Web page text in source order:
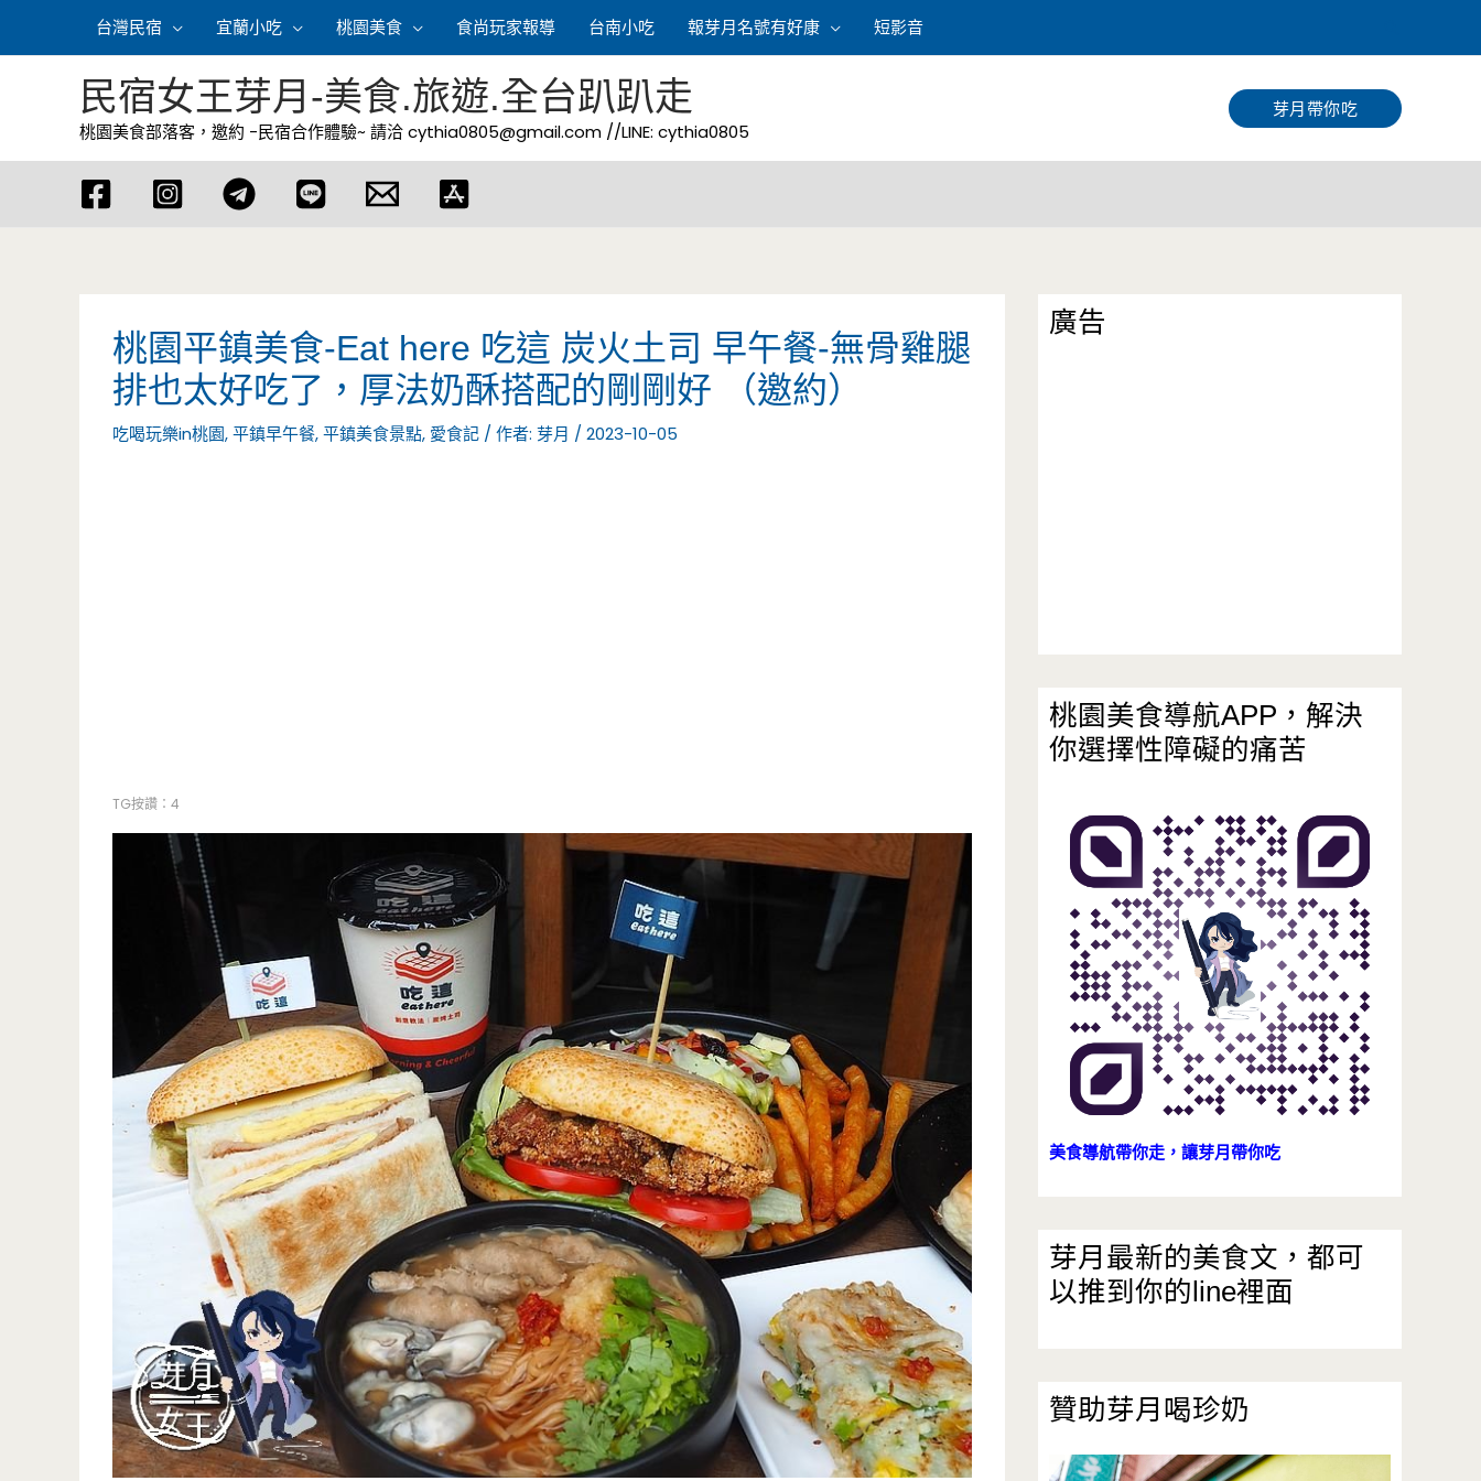
容
台灣民宿 宜蘭小吃 桃園美食 食尚玩家報導 台南小吃 報芽月名號有好康 短影音
尋
民宿女王芽月-美食.旅遊.全台趴趴走
桃園美食部落客，邀約 -民宿合作體驗~ 請洽cythia0805@gmail.com //LINE: cythia0805
芽月帶你吃
桃園平鎮美食-Eat here 吃這 炭火土司 早午餐-無骨雞腿
排也太好吃了，厚法奶酥搭配的剛剛好 （邀約）
吃喝玩樂in桃園,平鎮早午餐,平鎮美食景點, 愛食記 / 作者: 芽月 / 2023-10-05
TG按讚：4
廣告
桃園美食導航APP，解決
你選擇性障礙的痛苦
美食導航帶你走，讓芽月帶你吃
芽月最新的美食文，都可
以推到你的line裡面
贊助芽月喝珍奶